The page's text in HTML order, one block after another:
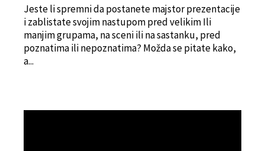
Jeste li spremni da postanete majstor prezentacije
i zablistate svojim nastupom pred velikim Ili
manjim grupama, na sceni ili na sastanku, pred
poznatima ili nepoznatima? Možda se pitate kako,
a...